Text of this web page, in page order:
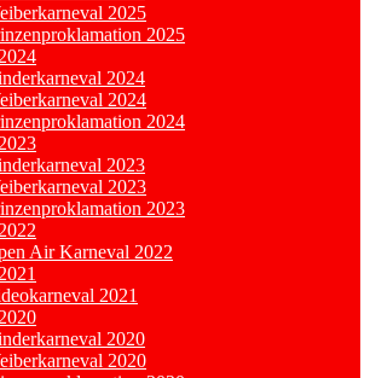
2025
2025
2024
2024
2024
2023
2023
2023
Air Karneval 2022
2021
2020
2020